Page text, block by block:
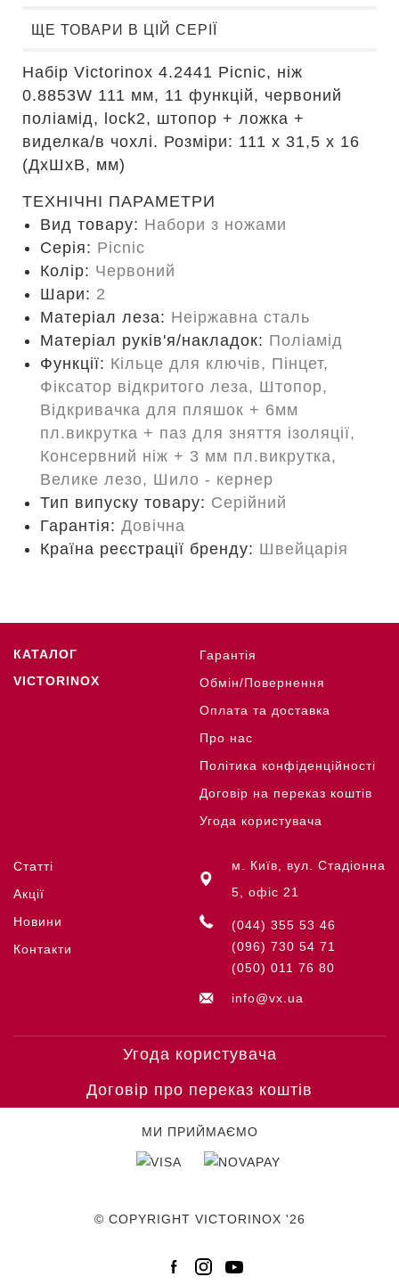
ЩЕ ТОВАРИ В ЦІЙ СЕРІЇ
Набір Victorinox 4.2441 Picnic, ніж
0.8853W 111 мм, 11 функцій, червоний
поліамід, lock2, штопор + ложка +
виделка/в чохлі. Розміри: 111 х 31,5 х 16
(ДхШхВ, мм)
ТЕХНІЧНІ ПАРАМЕТРИ
Вид товару: Набори з ножами
Серія: Picnic
Колір: Червоний
Шари: 2
Матеріал леза: Неіржавна сталь
Матеріал руків'я/накладок: Поліамід
Функції: Кільце для ключів, Пінцет,
Фіксатор відкритого леза, Штопор,
Відкривачка для пляшок + 6мм
пл.викрутка + паз для зняття ізоляції,
Консервний ніж + 3 мм пл.викрутка,
Велике лезо, Шило - кернер
Тип випуску товару: Серійний
Гарантія: Довічна
Країна реєстрації бренду: Швейцарія
КАТАЛОГ
VICTORINOX
Гарантія
Обмін/Повернення
Оплата та доставка
Про нас
Політика конфіденційності
Договір на переказ коштів
Угода користувача
Статті
Акції
Новини
Контакти
м. Київ, вул. Стадіонна
5, офіс 21
(044) 355 53 46
(096) 730 54 71
(050) 011 76 80
info@vx.ua
Угода користувача
Договір про переказ коштів
МИ ПРИЙМАЄМО
© COPYRIGHT VICTORINOX '26